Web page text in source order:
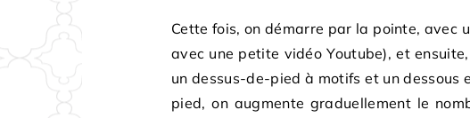
Cette fois, on démarre par la pointe, avec
avec une petite vidéo Youtube), et
un dessus-de-pied à motifs et un dessous
pied, on augmente graduellement le